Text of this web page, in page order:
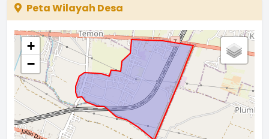
Peta Wilayah Desa
+
−